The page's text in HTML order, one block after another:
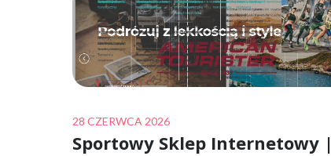
Posted
on
28 CZERWCA 2026
Sportowy Sklep Internetowy |